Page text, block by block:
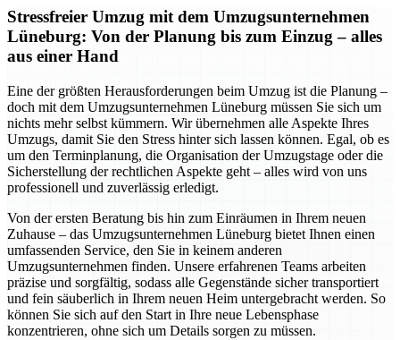
Stressfreier Umzug mit dem Umzugsunternehmen
Lüneburg: Von der Planung bis zum Einzug – alles
aus einer Hand
Eine der größten Herausforderungen beim Umzug ist die Planung –
doch mit dem Umzugsunternehmen Lüneburg müssen Sie sich um
nichts mehr selbst kümmern. Wir übernehmen alle Aspekte Ihres
Umzugs, damit Sie den Stress hinter sich lassen können. Egal, ob es
um den Terminplanung, die Organisation der Umzugstage oder die
Sicherstellung der rechtlichen Aspekte geht – alles wird von uns
professionell und zuverlässig erledigt.
Von der ersten Beratung bis hin zum Einräumen in Ihrem neuen
Zuhause – das Umzugsunternehmen Lüneburg bietet Ihnen einen
umfassenden Service, den Sie in keinem anderen
Umzugsunternehmen finden. Unsere erfahrenen Teams arbeiten
präzise und sorgfältig, sodass alle Gegenstände sicher transportiert
und fein säuberlich in Ihrem neuen Heim untergebracht werden. So
können Sie sich auf den Start in Ihre neue Lebensphase
konzentrieren, ohne sich um Details sorgen zu müssen.